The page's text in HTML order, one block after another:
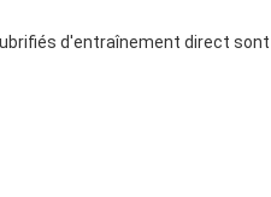
d'entraînement direct